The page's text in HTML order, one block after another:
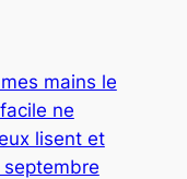
mains le
ne
lisent et